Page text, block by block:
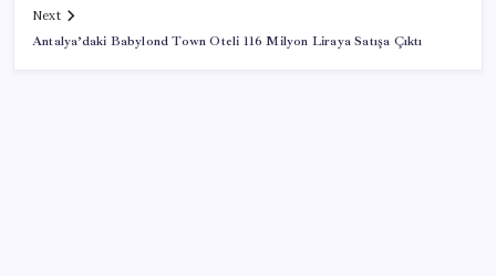
Next
Antalya’daki Babylond Town Oteli 116 Milyon Liraya Satışa Çıktı